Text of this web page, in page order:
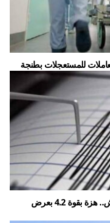
للمستعجلات بطنجة
الهزات الأرضية تستمر بالدريوش.. هزة بقوة 4.2 بعرض